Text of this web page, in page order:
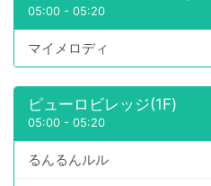
05:00 - 05:20
マイメロディ
ピューロビレッジ(1F)
05:00 - 05:20
るんるんルル